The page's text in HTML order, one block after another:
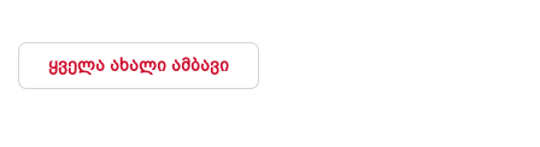
ყველა ახალი ამბავი